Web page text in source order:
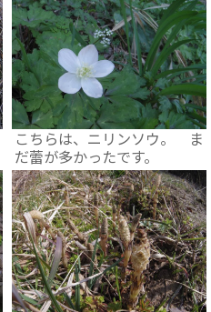
こちらは、ニリンソウ。 ま
だ蕾が多かったです。